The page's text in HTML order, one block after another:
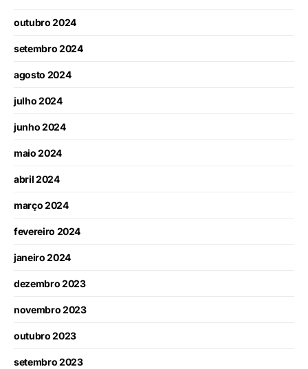
outubro 2024
setembro 2024
agosto 2024
julho 2024
junho 2024
maio 2024
abril 2024
março 2024
fevereiro 2024
janeiro 2024
dezembro 2023
novembro 2023
outubro 2023
setembro 2023